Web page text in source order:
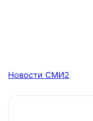
Новости СМИ2